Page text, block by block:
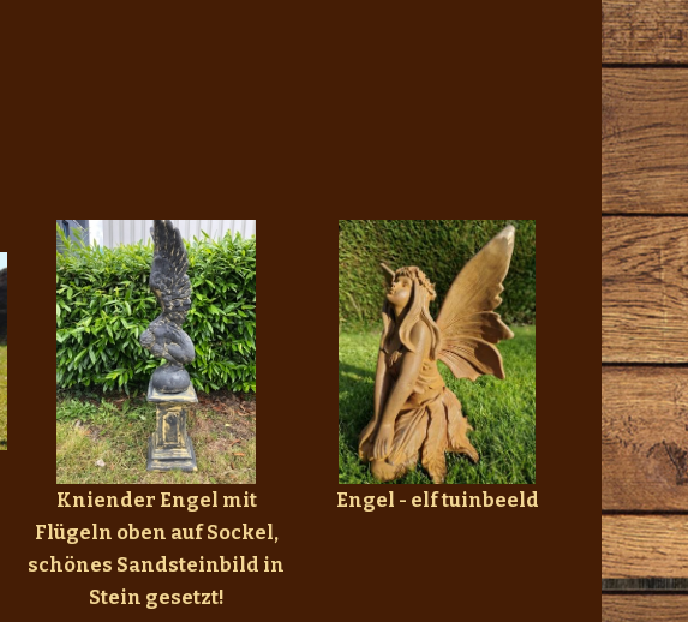
Kniender Engel mit
Flügeln oben auf Sockel,
schönes Sandsteinbild in
Stein gesetzt!
Engel - elf tuinbeeld